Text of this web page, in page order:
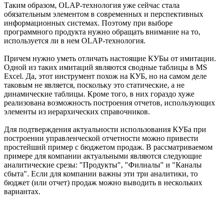
Таким образом, OLAP-технология уже сейчас стала
обязательным элементом в современных и перспективных
информационных системах. Поэтому при выборе
программного продукта нужно обращать внимание на то,
используется ли в нем OLAP-технология.
Причем нужно уметь отличать настоящие КУБы от имитации.
Одной из таких имитаций являются сводные таблицы в MS
Excel. Да, этот инструмент похож на КУБ, но на самом деле
таковым не является, поскольку это статические, а не
динамические таблицы. Кроме того, в них гораздо хуже
реализована возможность построения отчетов, использующих
элементы из иерархических справочников.
Для подтверждения актуальности использования КУБа при
построении управленческой отчетности можно привести
простейший пример с бюджетом продаж. В рассматриваемом
примере для компании актуальными являются следующие
аналитические срезы: "Продукты", "Филиалы" и "Каналы
сбыта". Если для компании важны эти три аналитики, то
бюджет (или отчет) продаж можно выводить в нескольких
вариантах.